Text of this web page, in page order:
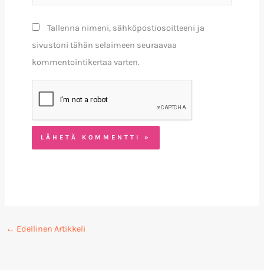
Tallenna nimeni, sähköpostiosoitteeni ja
sivustoni tähän selaimeen seuraavaa
kommentointikertaa varten.
← Edellinen Artikkeli